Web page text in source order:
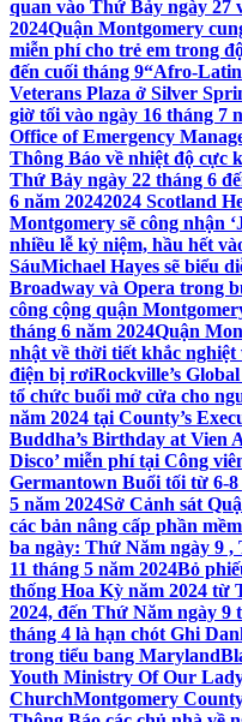
quan vào Thứ Bảy ngày 27
2024Quận Montgomery
miễn phí cho trẻ em trong
đến cuối tháng 9“Afro-Latin
Veterans Plaza ở Silver
giờ tối vào ngày 16 tháng 7
Office of Emergency
Thông Báo về nhiệt độ cực
Thứ Bảy ngày 22 tháng 6
6 năm 20242024 Scotland
Montgomery sẽ công nhận
nhiều lễ kỷ niệm, hầu hết
SáuMichael Hayes sẽ biểu
Broadway và Opera trong
công cộng quận
tháng 6 năm 2024Quận
nhật về thời tiết khắc
điện bị rơiRockville’s
tổ chức buổi mở cửa cho
năm 2024 tại County’s
Buddha’s Birthday at Vien
Disco’ miễn phí tại Công
Germantown Buổi tối từ 6-
5 năm 2024Sở Cảnh sát
các bản nâng cấp phần
ba ngày: Thứ Năm ngày 9
11 tháng 5 năm 2024Bỏ
thống Hoa Kỳ năm 2024 từ
2024, đến Thứ Năm ngày 9
tháng 4 là hạn chót Ghi
trong tiểu bang Maryland
Youth Ministry Of Our
ChurchMontgomery